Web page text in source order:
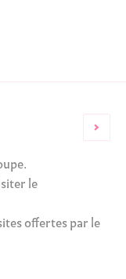
le
offertes par le